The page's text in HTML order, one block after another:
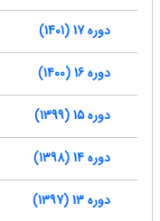
دوره 17 (1401)
دوره 16 (1400)
دوره 15 (1399)
دوره 14 (1398)
دوره 13 (1397)